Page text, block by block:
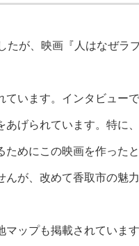
たが、映画『人はなぜラ
います。インタビュー
あげられています。特に
めにこの映画を作った
が、改めて香取市の魅
ップも掲載されています